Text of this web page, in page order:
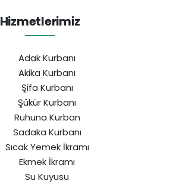
Hizmetlerimiz
Adak Kurbanı
Akika Kurbanı
Şifa Kurbanı
Şükür Kurbanı
Ruhuna Kurban
Sadaka Kurbanı
Sıcak Yemek İkramı
Ekmek İkramı
Su Kuyusu